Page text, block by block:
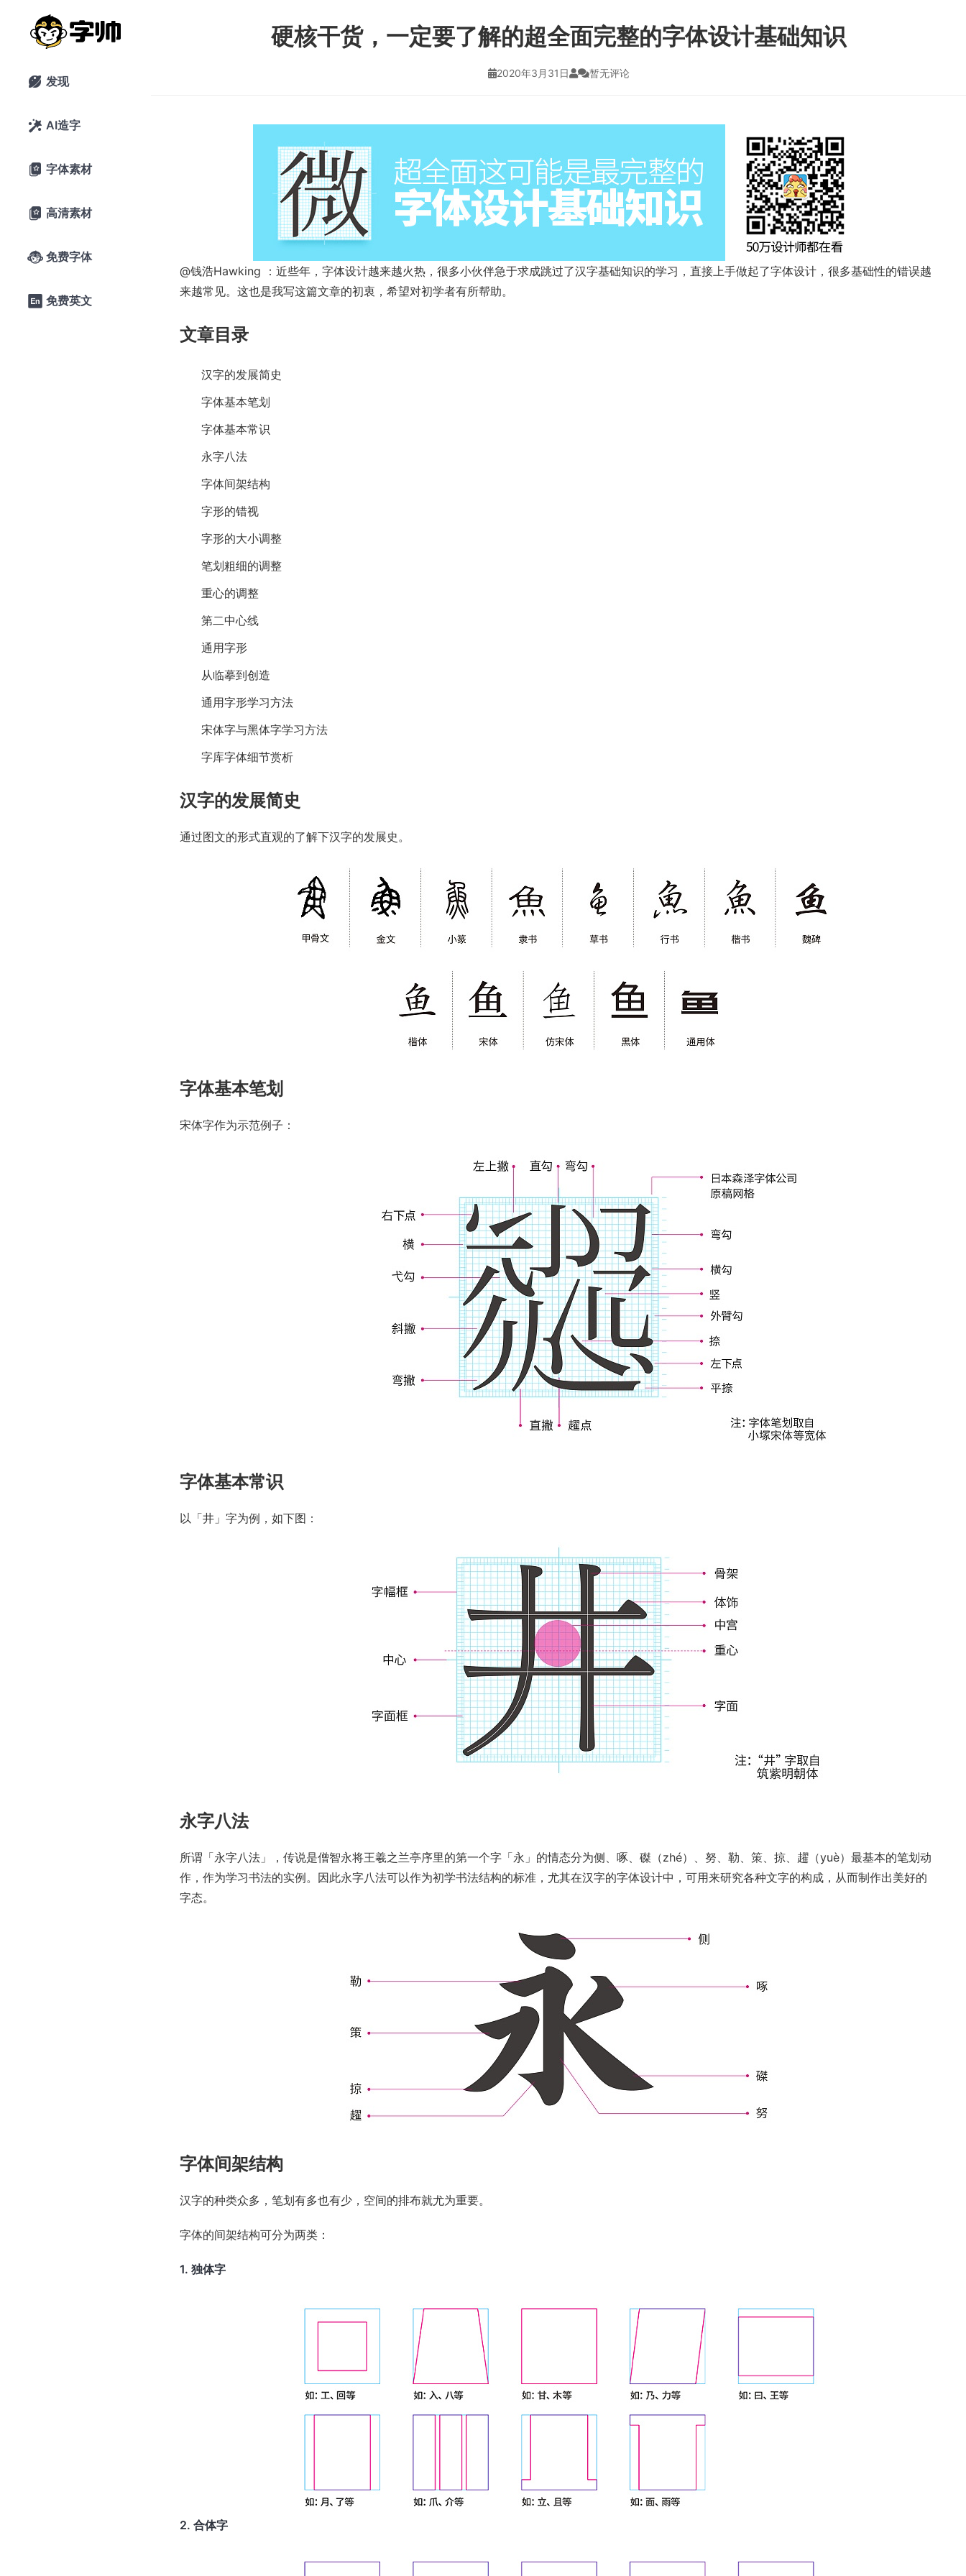
 发现
 AI造字
 字体素材
 高清素材
 免费字体
 免费英文
硬核干货，一定要了解的超全面完整的字体设计基础知识
2020年3月31日 暂无评论
@钱浩Hawking ：近些年，字体设计越来越火热，很多小伙伴急于求成跳过了汉字基础知识的学习，直接上手做起了字体设计，很多基础性的错误越
来越常见。这也是我写这篇文章的初衷，希望对初学者有所帮助。
文章目录
汉字的发展简史
字体基本笔划
字体基本常识
永字八法
字体间架结构
字形的错视
字形的大小调整
笔划粗细的调整
重心的调整
第二中心线
通用字形
从临摹到创造
通用字形学习方法
宋体字与黑体字学习方法
字库字体细节赏析
汉字的发展简史
通过图文的形式直观的了解下汉字的发展史。
字体基本笔划
宋体字作为示范例子：
字体基本常识
以「井」字为例，如下图：
永字八法
所谓「永字八法」，传说是僧智永将王羲之兰亭序里的第一个字「永」的情态分为侧、啄、磔（zhé）、努、勒、策、掠、趯（yuè）最基本的笔划动
作，作为学习书法的实例。因此永字八法可以作为初学书法结构的标准，尤其在汉字的字体设计中，可用来研究各种文字的构成，从而制作出美好的
字态。
字体间架结构
汉字的种类众多，笔划有多也有少，空间的排布就尤为重要。
字体的间架结构可分为两类：
1. 独体字
2. 合体字